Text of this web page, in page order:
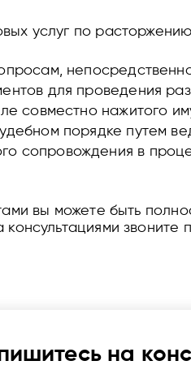
услуг по
для проведения
совместно нажитого
порядке путем
сопровождения в
вы можете быть
звоните
на